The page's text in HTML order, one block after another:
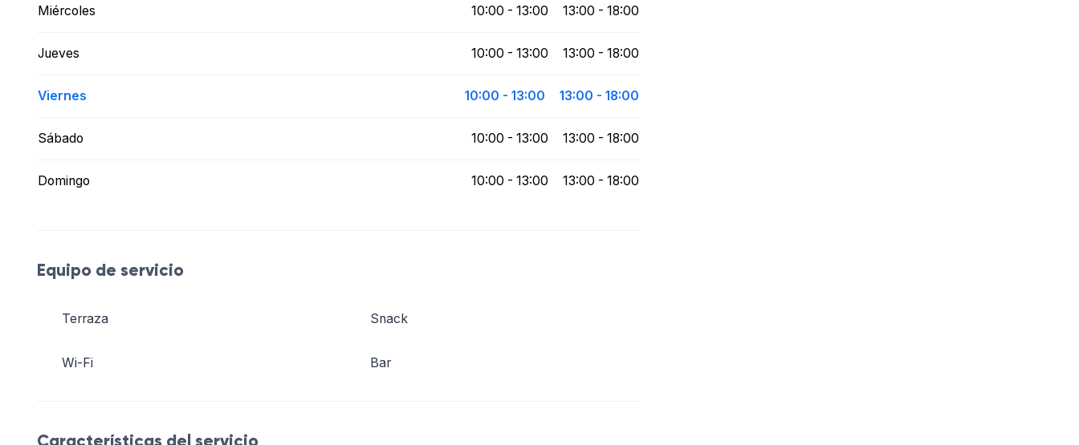
Miércoles 10:00 - 13:00 13:00 - 18:00
Jueves 10:00 - 13:00 13:00 - 18:00
Viernes 10:00 - 13:00 13:00 - 18:00
Sábado 10:00 - 13:00 13:00 - 18:00
Domingo 10:00 - 13:00 13:00 - 18:00
Equipo de servicio
Terraza
Wi-Fi
Snack
Bar